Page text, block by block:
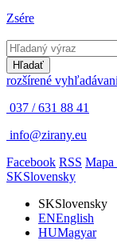
Zsére
Hľadať
rozšírené
037 / 631 88 41
info@zirany.eu
Facebook RSS Mapa
SKSlovensky
SKSlovensky
ENEnglish
HUMagyar